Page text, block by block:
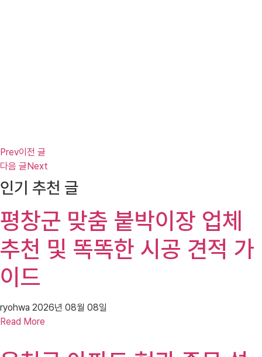
Prev이전 글
다음 글Next
인기 추천 글
평창군 맞춤 붙박이장 업체
추천 및 똑똑한 시공 견적 가
이드
ryohwa 2026년 08월 08일
Read More